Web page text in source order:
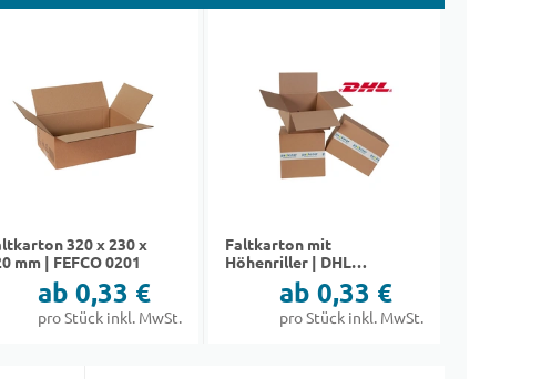
320 x 230 x
mm | FEFCO 0201
ab 0,33 €
pro Stück inkl. MwSt.
Faltkarton mit
Höhenriller | DHL
Päckchen Mab 0,33 €
pro Stück inkl. MwSt.